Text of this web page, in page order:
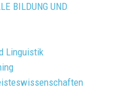
BILDUNG UND
Linguistik